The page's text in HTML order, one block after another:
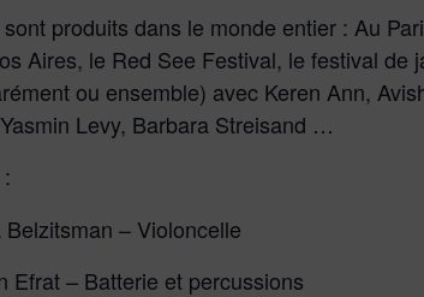
sont produits dans le monde entier : Au
Aires, le Red See Festival, le festival
ou ensemble) avec Keren Ann,
Levy, Barbara Streisand …
:
Belzitsman – Violoncelle
Efrat – Batterie et percussions